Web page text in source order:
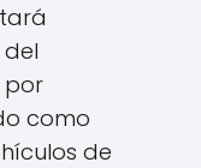
por
como
de